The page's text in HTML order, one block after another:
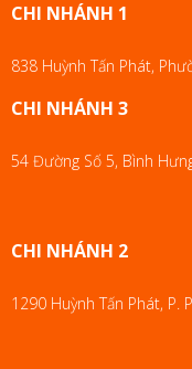
CHI NHÁNH 1
838 Huỳnh Tấn Phát,
CHI NHÁNH 3
54 Đường Số 5, Bình
CHI NHÁNH 2
1290 Huỳnh Tấn Phát, P.